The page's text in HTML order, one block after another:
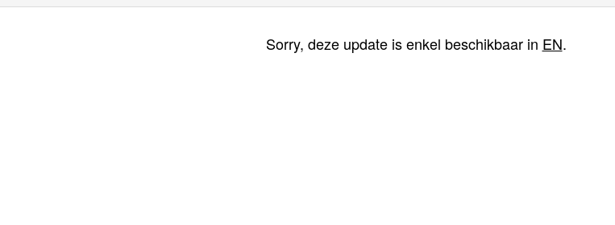
Sorry, deze update is enkel beschikbaar in EN.